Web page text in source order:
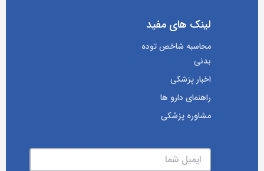
لینک های مفید
محاسبه شاخص توده
بدنی
اخبار پزشکی
راهنمای دارو ها
مشاوره پزشکی